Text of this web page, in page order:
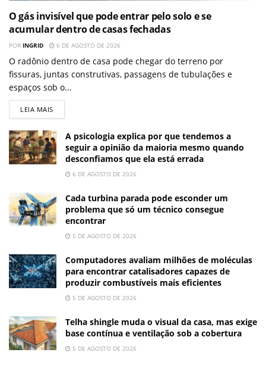
O gás invisível que pode entrar pelo solo e se
acumular dentro de casas fechadas
POR INGRID 6 DE AGOSTO DE 2026
O radônio dentro de casa pode chegar do terreno por
fissuras, juntas construtivas, passagens de tubulações e
espaços sob o...
LEIA MAIS
A psicologia explica por que tendemos a
seguir a opinião da maioria mesmo quando
desconfiamos que ela está errada
6 DE AGOSTO DE 2026
Cada turbina parada pode esconder um
problema que só um técnico consegue
encontrar
5 DE AGOSTO DE 2026
Computadores avaliam milhões de moléculas
para encontrar catalisadores capazes de
produzir combustíveis mais eficientes
5 DE AGOSTO DE 2026
Telha shingle muda o visual da casa, mas exige
base contínua e ventilação sob a cobertura
5 DE AGOSTO DE 2026